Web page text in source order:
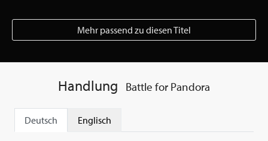
Mehr passend zu diesen Titel
Handlung Battle for Pandora
Deutsch Englisch